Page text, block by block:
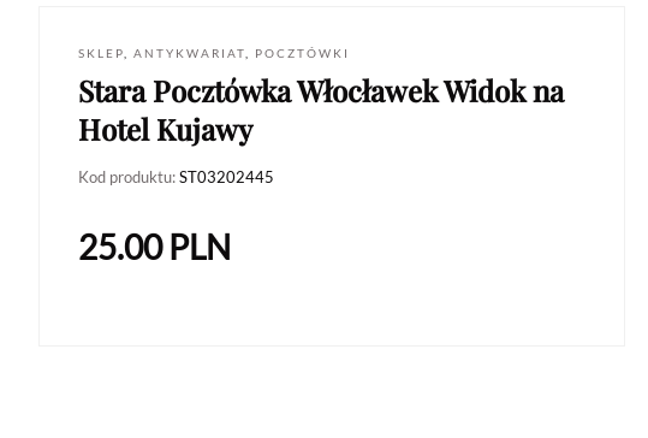
SKLEP ANTYKWARIAT POCZTÓWKI
Stara Pocztówka Włocławek Widok na
Hotel Kujawy
Kod produktu:ST03202445
25.00PLN